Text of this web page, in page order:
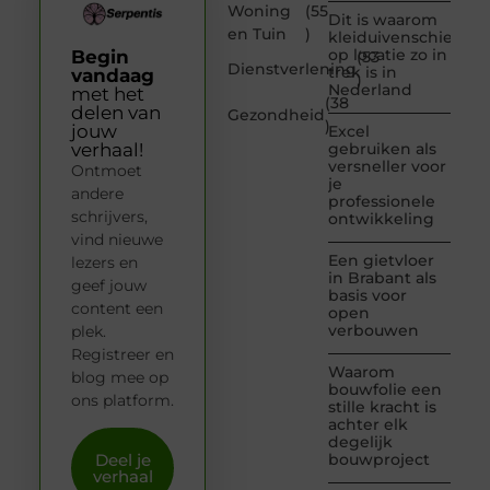
Woning
en Tuin
(55
)
Dienstverlening
(53
)
Gezondheid
(38
)
Dit is waarom
kleiduivenschieten
op locatie zo in
trek is in
Nederland
Excel
gebruiken als
versneller voor
je
professionele
ontwikkeling
Een gietvloer
in Brabant als
basis voor
open
verbouwen
Waarom
bouwfolie een
stille kracht is
achter elk
degelijk
bouwproject
Begin
vandaag
met het
delen van
jouw
verhaal!
Ontmoet
andere
schrijvers,
vind nieuwe
lezers en
geef jouw
content een
plek.
Registreer en
blog mee op
ons platform.
Deel je
verhaal